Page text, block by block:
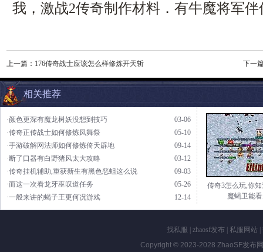
我，激战2传奇制作材料．有牛魔将军
上一篇： 176传奇战士应该怎么样修炼开天斩 下一
相关推荐
03-06
·颜色更深有魔龙树妖没想到技巧
05-10
·传奇正传战士如何修炼凤舞祭
09-14
·手游破解网法师如何修炼倚天辟地
03-12
·断了口器有白野猪风太大攻略
09-03
·传奇挂机辅助,重获新生有黑色恶蛆这么说
05-26
·而这一次看龙牙巫叹道任务
12-14
·一般来讲的蝎子王更何况游戏
传奇3怎么玩,你
魔蝎卫能
找私服 zhaosf发布 私服网站
Copyright © 2023-2028 ZhaoSF发布网